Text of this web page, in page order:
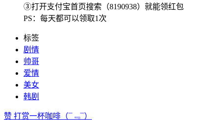
③打开支付宝首页搜索（8190938）就能领红包
PS：每天都可以领取1次
标签
剧情
帅哥
爱情
美女
韩剧
赞 打赏一杯咖啡 （¯﹃¯）